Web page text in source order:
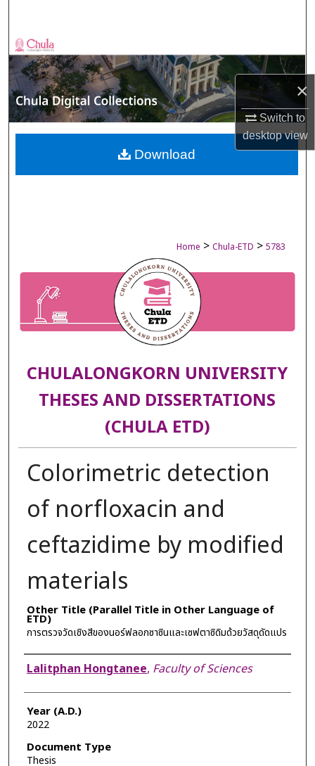
×
Switch to
desktopview
Browse Collections
My Account
About
Digital Commons Network™
Home > Chula-ETD > 5783
CHULALONGKORN UNIVERSITY
THESES AND DISSERTATIONS
(CHULA ETD)
Colorimetric detection
of norfloxacin and
ceftazidime by modified
materials
Other Title (Parallel Title in Other Language of
ETD)
การตรวจวัดเชิงสีของนอร์ฟลอกซาซินและเซฟตาซิดิมด้วยวัสดุดัดแปร
Author
Lalitphan Hongtanee, Faculty of Sciences
Year (A.D.)
2022
Document Type
Thesis
Download